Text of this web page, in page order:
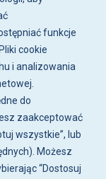
funkcje
cookie
i analizowania
do
zaakceptować
wszystkie”, lub
Możesz
“Dostosuj